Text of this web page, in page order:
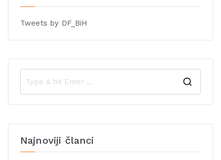
Tweets by DF_BiH
Najnoviji članci